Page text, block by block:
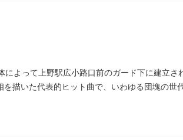
よって上野駅広小路口前のガード下に建立さ
描いた代表的ヒット曲で、いわゆる団塊の世